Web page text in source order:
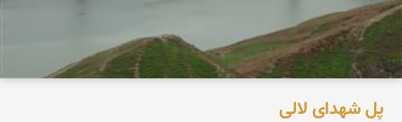
پل شهدای لالی